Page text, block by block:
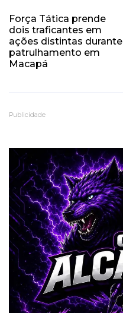
Força Tática prende
dois traficantes em
ações distintas durante
patrulhamento em
Macapá
Publicidade